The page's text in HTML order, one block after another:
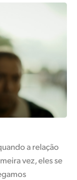
a relação
vez, eles se